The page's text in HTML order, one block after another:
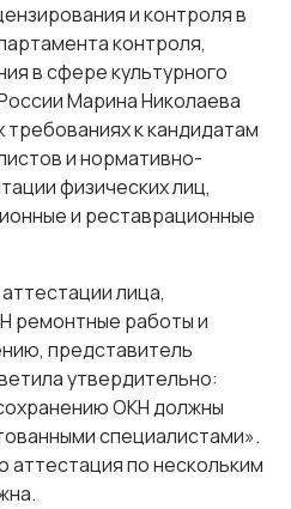
и контроля в
контроля,
в сфере культурного
Марина Николаева
требованиях к кандидатам
и нормативно-
физических лиц,
и реставрационные
лица,
ремонтные работы и
представитель
утвердительно:
ОКН должны
специалистами».
аттестация по нескольким